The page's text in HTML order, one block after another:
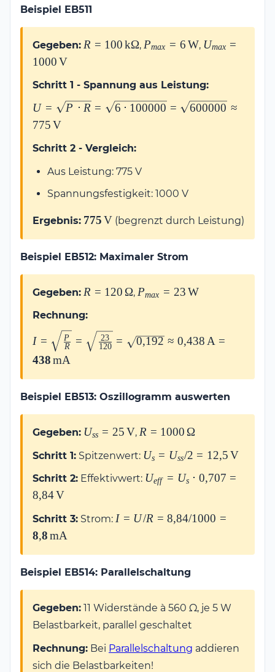
Beispiel EB511
Gegeben: R =
R = 100kΩ, P_{max} =
Pmax = 6W, U_{max} =
Umax =
1000 V
Schritt 1 - Spannung aus Leistung:
U = \sqrt{P
\cdot R} =
100000} =
\approx
775\,\text{V}
U = P ⋅ R = 6 ⋅ 100000 = 600000 ≈
775 V
Schritt 2 - Vergleich:
Aus Leistung: 775 V
Spannungsfestigkeit: 1000 V
Ergebnis: \mathbf{775\,\text{V}}
775 V (begrenzt durch Leistung)
Beispiel EB512: Maximaler Strom
Gegeben: R =
R = 120 Ω,P_{max} =
Pmax = 23W
Rechnung:
I = \sqrt{\frac{P}{R}} =
\sqrt{\frac{23}{120}} =
\sqrt{0{,}192} \approx
0{,}438\,\text{A} =
\mathbf{438\,\text{mA}}
I = R
P = 120
23 = 0,192 ≈ 0,438A =
438 mA
Beispiel EB513: Oszillogramm auswerten
Gegeben: U_{ss} =
Uss = 25V,R =
R = 1000 Ω
Schritt 1: Spitzenwert: U_s = U_{ss}/2
12{,}5\,\text{V}
Us = Uss/2 = 12,5V
Schritt 2: Effektivwert: U_{eff} = U_s
Ueff = Us ⋅ 0,707 =
8,84V
Schritt 3: Strom: I = U/R = 8{,}84/1000 =
I = U/R = 8,84/1000 =
8,8 mA
Beispiel EB514: Parallelschaltung
Gegeben: 11 Widerstände à 560 Ω, je 5 W
Belastbarkeit, parallel geschaltet
Rechnung: Bei Parallelschaltung addieren
sich die Belastbarkeiten!